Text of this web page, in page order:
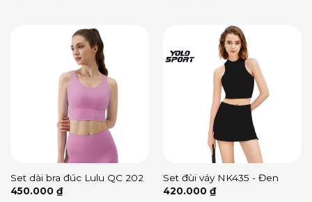
Set dài bra đúc Lulu QC 202
450.000 ₫
Set đùi váy NK435 - Đen
420.000 ₫